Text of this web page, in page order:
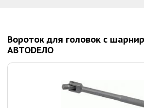
Вороток для головок с
АВТОDЕЛО